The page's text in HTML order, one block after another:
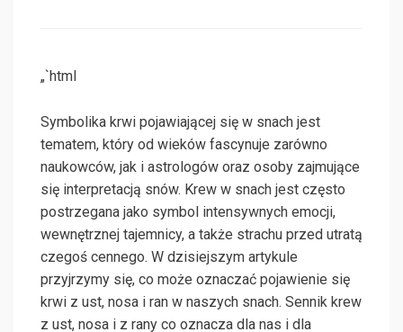
„`html
Symbolika krwi pojawiającej się w snach jest
tematem, który od wieków fascynuje zarówno
naukowców, jak i astrologów oraz osoby zajmujące
się interpretacją snów. Krew w snach jest często
postrzegana jako symbol intensywnych emocji,
wewnętrznej tajemnicy, a także strachu przed utratą
czegoś cennego. W dzisiejszym artykule
przyjrzymy się, co może oznaczać pojawienie się
krwi z ust, nosa i ran w naszych snach. Sennik krew
z ust, nosa i z rany co oznacza dla nas i dla